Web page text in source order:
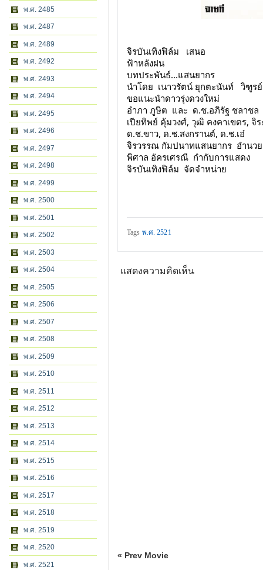
พ.ศ. 2485
พ.ศ. 2487
พ.ศ. 2489
พ.ศ. 2492
พ.ศ. 2493
พ.ศ. 2494
พ.ศ. 2495
พ.ศ. 2496
พ.ศ. 2497
พ.ศ. 2498
พ.ศ. 2499
พ.ศ. 2500
พ.ศ. 2501
พ.ศ. 2502
พ.ศ. 2503
พ.ศ. 2504
พ.ศ. 2505
พ.ศ. 2506
พ.ศ. 2507
พ.ศ. 2508
พ.ศ. 2509
พ.ศ. 2510
พ.ศ. 2511
พ.ศ. 2512
พ.ศ. 2513
พ.ศ. 2514
พ.ศ. 2515
พ.ศ. 2516
พ.ศ. 2517
พ.ศ. 2518
พ.ศ. 2519
พ.ศ. 2520
พ.ศ. 2521
จิรบันเทิงฟิล์ม   เสนอ
ฟ้าหลังฝน
บทประพันธ์...แสนยากร
นำโดย  เนาวรัตน์ ยุกตะนันท์   วิฑูร
ขอแนะนำดาวรุ่งดวงใหม่
อำภา ภูษิต  และ  ด.ช.อภิรัฐ ชลาชล
เปียทิพย์ คุ้มวงศ์, วุฒิ คงคาเขตร, จิ
ด.ช.ขาว, ด.ช.สงกรานต์, ด.ช.เอ๋
จิรวรรณ กัมปนาทแสนยากร  อำนวย
พิศาล อัครเศรณี  กำกับการแสดง
จิรบันเทิงฟิล์ม  จัดจำหน่าย
Tags พ.ศ. 2521
แสดงความคิดเห็น
« Prev Movie